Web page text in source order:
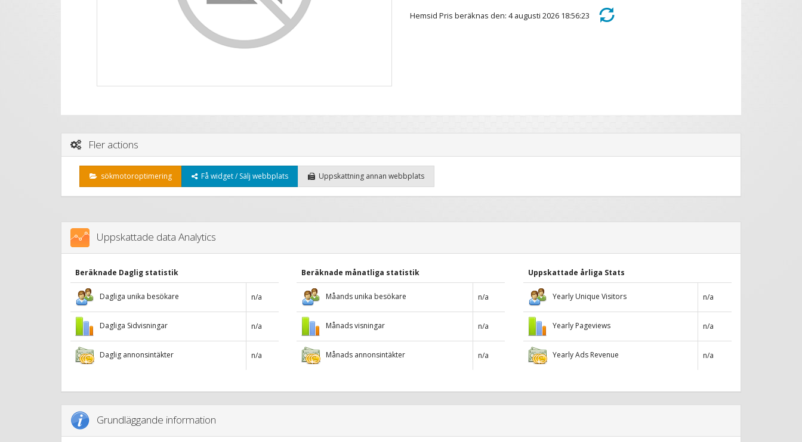
Hemsid Pris beräknas den: 4 augusti 2026 18:56:23
Fler actions
sökmotoroptimering Få widget / Sälj webbplats Uppskattning annan webbplats
Uppskattade data Analytics
Beräknade Daglig statistik
Dagliga unika besökare n/a
Dagliga Sidvisningar n/a
Daglig annonsintäkter n/a
Beräknade månatliga statistik
Måands unika besökare n/a
Månads visningar n/a
Månads annonsintäkter n/a
Uppskattade årliga Stats
Yearly Unique Visitors n/a
Yearly Pageviews n/a
Yearly Ads Revenue n/a
Grundläggande information